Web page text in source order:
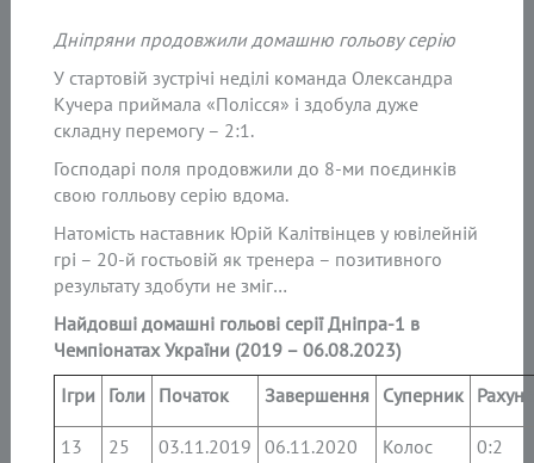
Дніпряни продовжили домашню гольову серію
У стартовій зустрічі неділі команда Олександра
Кучера приймала «Полісся» і здобула дуже
складну перемогу – 2:1.
Господарі поля продовжили до 8-ми поєдинків
свою голльову серію вдома.
Натомість наставник Юрій Калітвінцев у ювілейній
грі – 20-й гостьовій як тренера – позитивного
результату здобути не зміг…
Найдовші домашні гольові серії Дніпра-1 в
Чемпіонатах України (2019 – 06.08.2023)
Ігри
Голи Початок Завершення Суперник
13 25 03.11.2019 06.11.2020 Колос 0:2